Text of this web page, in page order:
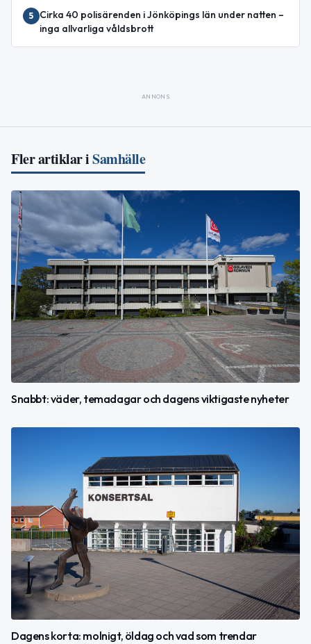
5
Cirka 40 polisärenden i Jönköpings län under natten –
inga allvarliga våldsbrott
ANNONS
Fler artiklar iSamhälle
Snabbt: väder, temadagar och dagens viktigaste nyheter
Dagens korta: molnigt, öldag och vad som trendar